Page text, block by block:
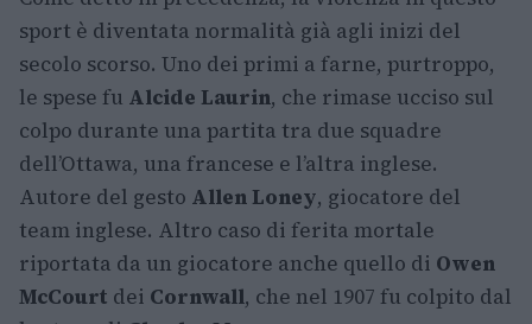
sport è diventata normalità già agli inizi del
secolo scorso. Uno dei primi a farne, purtroppo,
le spese fu Alcide Laurin, che rimase ucciso sul
colpo durante una partita tra due squadre
dell’Ottawa, una francese e l’altra inglese.
Autore del gesto Allen Loney, giocatore del
team inglese. Altro caso di ferita mortale
riportata da un giocatore anche quello di Owen
McCourt dei Cornwall, che nel 1907 fu colpito dal